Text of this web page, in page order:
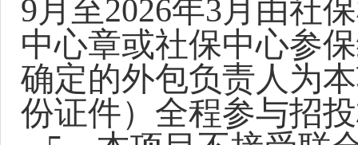
9月至2026年3月由社
中心章或社保中心参
确定的外包负责人为
份证件）全程参与招